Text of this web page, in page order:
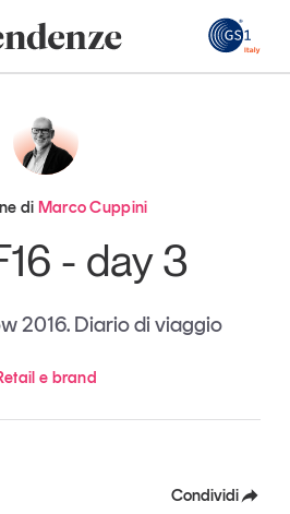
di Marco Cuppini
- day 3
2016. Diario di viaggio
e brand
Condividi